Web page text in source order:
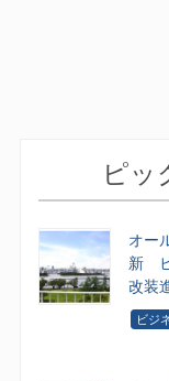
ピッ
オー
新 ヒ
改装
ビジ